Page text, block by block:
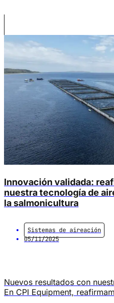
garantizando condiciones
químicos. En este contexto,
está directamente ligado a
Innovación validada:
nuestra tecnología de
la salmonicultura
Sistemas de aireación
05/11/2025
Nuevos resultados con
En CPI Equipment,